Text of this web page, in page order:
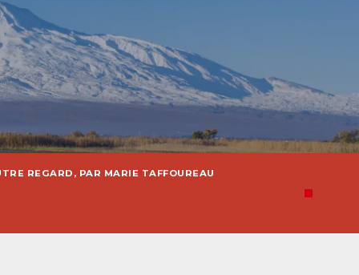
REGARD, PAR MARIE TAFFOUREAU